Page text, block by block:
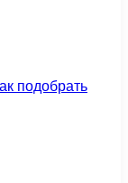
подобрать